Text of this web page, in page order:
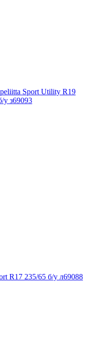
Sport Utility R19
з69093
R17 235/65 б/у л69088